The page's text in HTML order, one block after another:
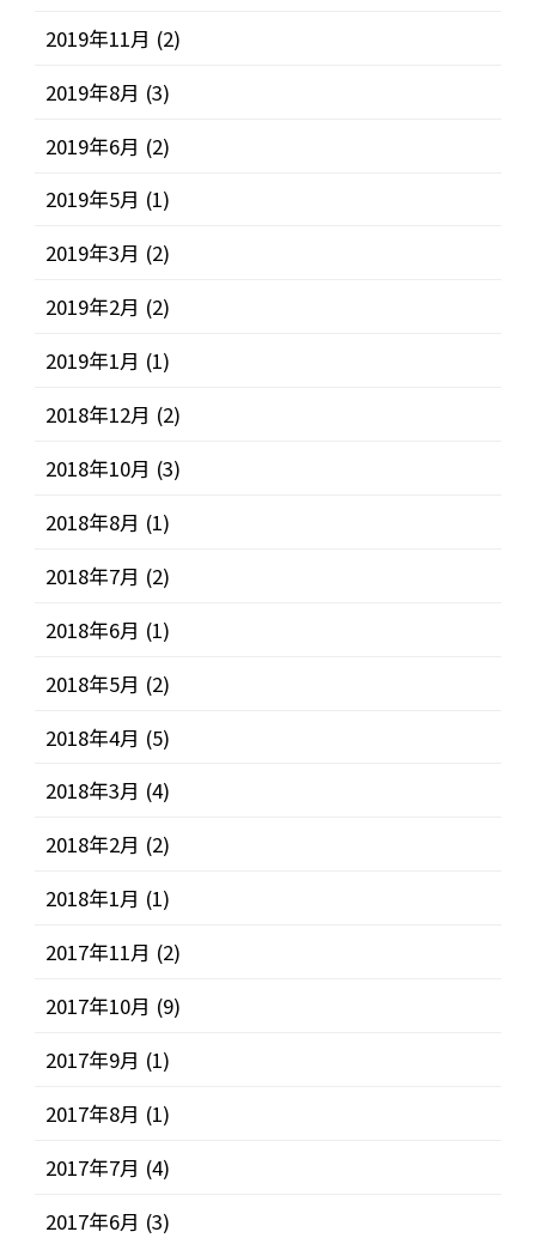
2019年11月 (2)
2019年8月 (3)
2019年6月 (2)
2019年5月 (1)
2019年3月 (2)
2019年2月 (2)
2019年1月 (1)
2018年12月 (2)
2018年10月 (3)
2018年8月 (1)
2018年7月 (2)
2018年6月 (1)
2018年5月 (2)
2018年4月 (5)
2018年3月 (4)
2018年2月 (2)
2018年1月 (1)
2017年11月 (2)
2017年10月 (9)
2017年9月 (1)
2017年8月 (1)
2017年7月 (4)
2017年6月 (3)